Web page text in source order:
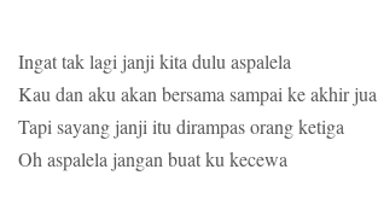
Ingat tak lagi janji kita dulu aspalela
Kau dan aku akan bersama sampai ke akhir jua
Tapi sayang janji itu dirampas orang ketiga
Oh aspalela jangan buat ku kecewa